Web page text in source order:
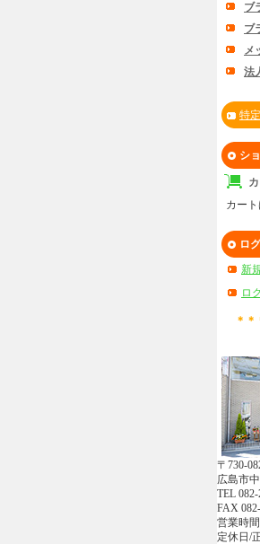
ブ
ブ
メ
法
特
シ
カート
ロ
新
ロ
＊
〒730-
広島市
TEL
FAX
営業時
定休日/